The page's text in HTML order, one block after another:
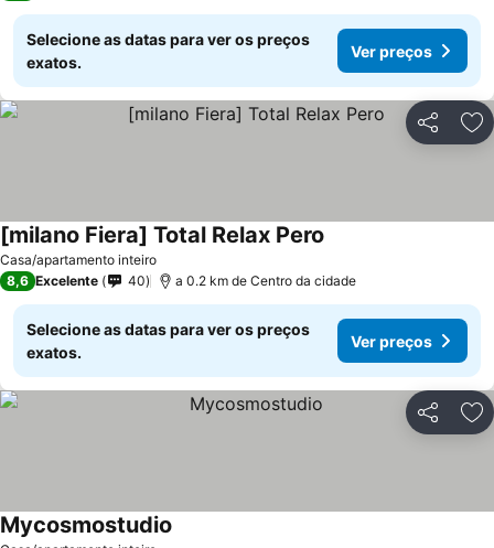
Selecione as datas para ver os preços
exatos.
Ver preços
Partilhar
Casa/apartamento inteiro
[milano Fiera] Total Relax Pero
8,6 Excelente 40 a 0.2 km de Centro da cidade
Selecione as datas para ver os preços
exatos.
Ver preços
Partilhar
Mycosmostudio